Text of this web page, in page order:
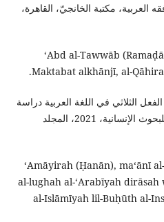
مكتبة الخانجيّ، القاهرة،
ʻAbd al-Tawwāb
Maktabat alkhānjī, al-
الثلاثي في اللغة العربية دراسة
وصفية، مجلة الجامعة الإسلامية للبحوث الإنسانية، 2021، المجلد
ʻAmāyirah (Ḥanān), maʻānī
al-lughah al-ʻArabīyah dirāsah
al-Islāmīyah lil-Buḥūth al-